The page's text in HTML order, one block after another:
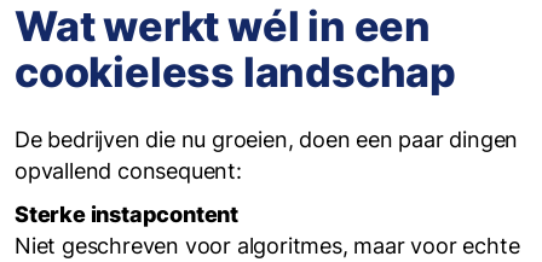
Wat werkt wél in een
cookieless landschap
De bedrijven die nu groeien, doen een paar dingen
opvallend consequent:
Sterke instapcontent
Niet geschreven voor algoritmes, maar voor echte